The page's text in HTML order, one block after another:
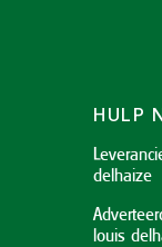
HULP
delhaize
louis